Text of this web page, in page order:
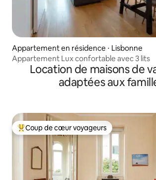
Appartement en résidence ⋅ Lisbonne
Appartement Lux confortable avec 3 lits
Location de maisons de
adaptées aux
Coups de cœur voyageurs les plus
Coup de cœur voyageurs